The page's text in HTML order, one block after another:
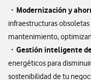
・ Modernización y
infraestructuras
mantenimiento,
・ Gestión inteligente
energéticos para
sostenibilidad de tu